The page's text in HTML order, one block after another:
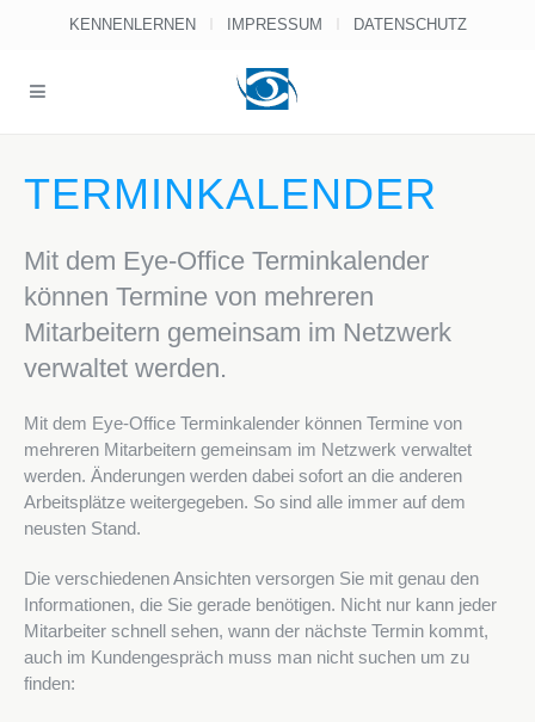
KENNENLERNEN IMPRESSUM DATENSCHUTZ
TERMINKALENDER
Mit dem Eye-Office Terminkalender
können Termine von mehreren
Mitarbeitern gemeinsam im Netzwerk
verwaltet werden.
Mit dem Eye-Office Terminkalender können Termine von
mehreren Mitarbeitern gemeinsam im Netzwerk verwaltet
werden. Änderungen werden dabei sofort an die anderen
Arbeitsplätze weitergegeben. So sind alle immer auf dem
neusten Stand.
Die verschiedenen Ansichten versorgen Sie mit genau den
Informationen, die Sie gerade benötigen. Nicht nur kann jeder
Mitarbeiter schnell sehen, wann der nächste Termin kommt,
auch im Kundengespräch muss man nicht suchen um zu
finden: